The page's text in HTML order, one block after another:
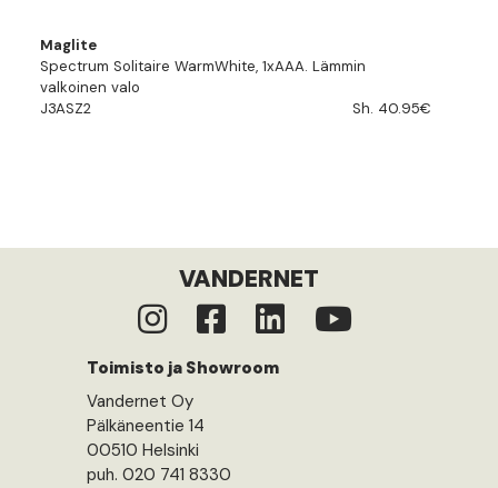
Maglite
Spectrum Solitaire WarmWhite, 1xAAA. Lämmin
valkoinen valo
J3ASZ2
Sh. 40.95€
VANDERNET
Toimisto ja Showroom
Vandernet Oy
Pälkäneentie 14
00510 Helsinki
puh. 020 741 8330